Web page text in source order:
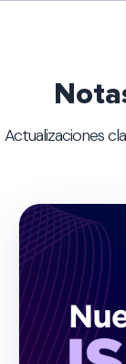
Actualizaciones